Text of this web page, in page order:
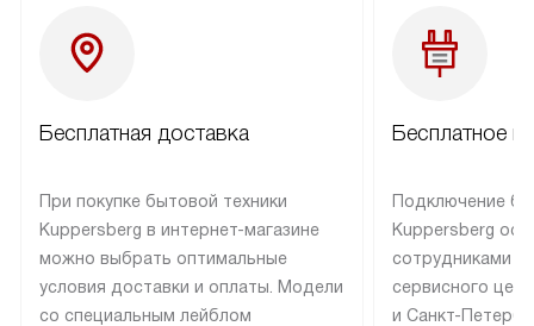
Бесплатная доставка
При покупке бытовой техники
Kuppersberg в интернет-магазине
можно выбрать оптимальные
условия доставки и оплаты. Модели
со специальным лейблом
Бесплатное
Подключение
Kuppersberg
сотрудниками
сервисного
и Санкт-